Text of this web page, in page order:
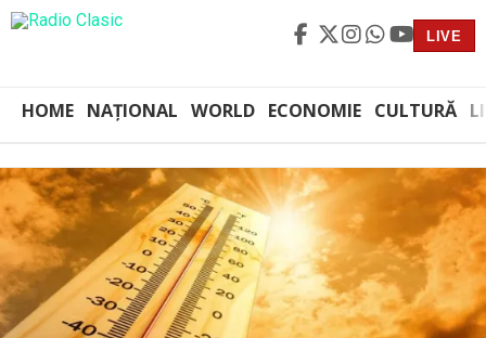
LIVE
HOME NAȚIONAL WORLD ECONOMIE CULTURĂ